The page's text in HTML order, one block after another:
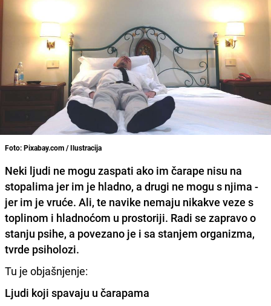
Foto: Pixabay.com / Ilustracija
Neki ljudi ne mogu zaspati ako im čarape nisu na
stopalima jer im je hladno, a drugi ne mogu s njima -
jer im je vruće. Ali, te navike nemaju nikakve veze s
toplinom i hladnoćom u prostoriji. Radi se zapravo o
stanju psihe, a povezano je i sa stanjem organizma,
tvrde psiholozi.
Tu je objašnjenje:
Ljudi koji spavaju u čarapama